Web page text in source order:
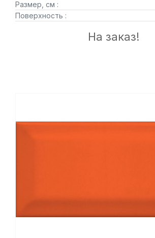
Размер, см :
Поверхность :
На заказ!